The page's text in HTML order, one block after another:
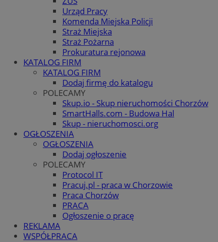
Urząd Pracy
Komenda Miejska Policji
Straż Miejska
Straż Pożarna
Prokuratura rejonowa
KATALOG FIRM
KATALOG FIRM
Dodaj firmę do katalogu
POLECAMY
Skup.io - Skup nieruchomości Chorzów
SmartHalls.com - Budowa Hal
Skup - nieruchomosci.org
OGŁOSZENIA
OGŁOSZENIA
Dodaj ogłoszenie
POLECAMY
Protocol IT
Pracuj.pl - praca w Chorzowie
Praca Chorzów
PRACA
Ogłoszenie o pracę
REKLAMA
WSPÓŁPRACA